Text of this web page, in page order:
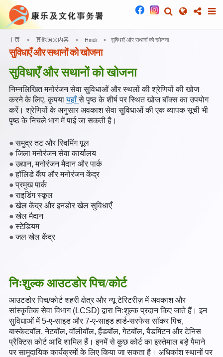
主页 其他语文内容 Hindi सुविधाएँ और सथानों को खोजना
सुविधाएँ और सथानों को खोजना
सुविधाएँ और सथानों को खोजना
निम्नलिखित मनोरंजन सेवा सुविधाओं और स्थलों की श्रेणियों की खोज
करने के लिए, कृपयायहाँसे पृष्ठ के शीर्ष पर स्थित खोज बॉक्स का उपयोग
करें। श्रेणियों के अनुसार अवकाश सेवा सुविधाओं की एक व्यापक सूची भी
पृष्ठ के निचले भाग में पाई जा सकती है।
समुद्र तट और स्विमिंग पूल
जिला मनोरंजन सेवा कार्यालय
उद्यान, मनोरंजन मैदान और पार्क
हॉलिडे कैंप और मनोरंजन केंद्र
प्रमुख पार्क
राइडिंग स्कूल
खेल केंद्र और इनडोर खेल सुविधाएँ
खेल मैदान
स्टेडियम
जल खेल केंद्र
निःशुल्क आउटडोर पिच/कोर्ट
आउटडोर पिच/कोर्ट शहरी क्षेत्र और न्यू टेरिटरीज़ में अवकाश और
सांस्कृतिक सेवा विभाग (LCSD) द्वारा निःशुल्क प्रदान किए जाते हैं। इन
सुविधाओं में 5-ए-साइड और 7-ए-साइड हार्ड-सरफेस सॉकर पिच,
बास्केटबॉल, नेटबॉल, वॉलीबॉल, हैंडबॉल, गेटबॉल, बैडमिंटन और टेनिस
प्रैक्टिस कोर्ट आदि शामिल हैं। इनमें से कुछ कोर्ट का इस्तेमाल बड़े पैमाने
पर सामुदायिक कार्यक्रमों के लिए किया जा सकता है। अधिकांश स्थानों पर